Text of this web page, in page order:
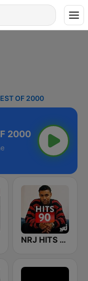
OF 2000
2000
NRJ HITS 90